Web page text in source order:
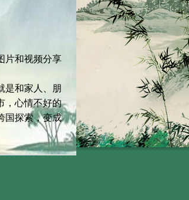
片和视频分享
和家人、朋
，心情不好的
国探索，变成